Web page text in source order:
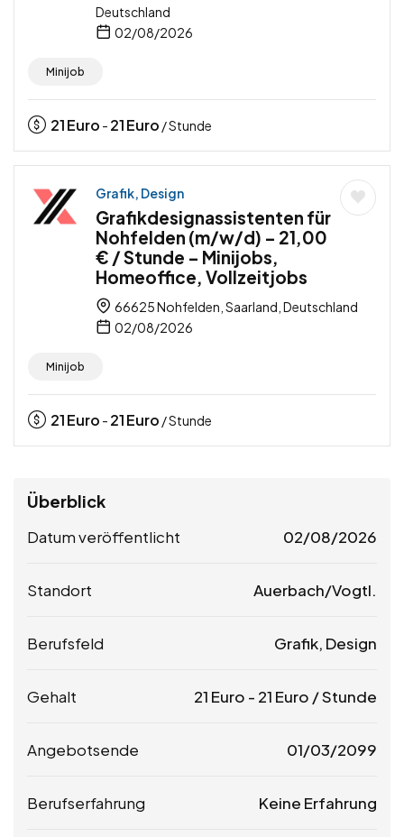
Deutschland
02/08/2026
Minijob
21Euro - 21Euro / Stunde
Grafik, Design
Grafikdesignassistenten für
Nohfelden (m/w/d) – 21,00
€ / Stunde – Minijobs,
Homeoffice, Vollzeitjobs
66625 Nohfelden, Saarland, Deutschland
02/08/2026
Minijob
21Euro - 21Euro / Stunde
Überblick
Datum veröffentlicht 02/08/2026
Standort Auerbach/Vogtl.
Berufsfeld Grafik, Design
Gehalt 21 Euro - 21 Euro / Stunde
Angebotsende 01/03/2099
Berufserfahrung Keine Erfahrung